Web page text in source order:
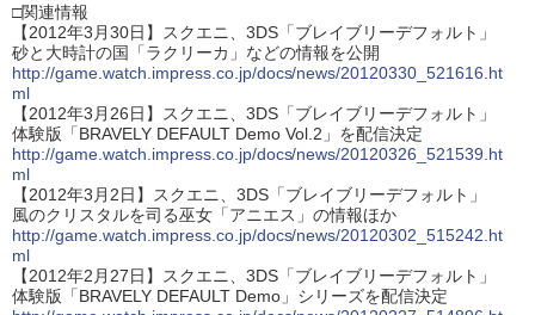
□関連情報
【2012年3月30日】スクエニ、3DS「ブレイブリーデフォルト」
砂と大時計の国「ラクリーカ」などの情報を公開
http://game.watch.impress.co.jp/docs/news/20120330_521616.ht
ml
【2012年3月26日】スクエニ、3DS「ブレイブリーデフォルト」
体験版「BRAVELY DEFAULT Demo Vol.2」を配信決定
http://game.watch.impress.co.jp/docs/news/20120326_521539.ht
ml
【2012年3月2日】スクエニ、3DS「ブレイブリーデフォルト」
風のクリスタルを司る巫女「アニエス」の情報ほか
http://game.watch.impress.co.jp/docs/news/20120302_515242.ht
ml
【2012年2月27日】スクエニ、3DS「ブレイブリーデフォルト」
体験版「BRAVELY DEFAULT Demo」シリーズを配信決定